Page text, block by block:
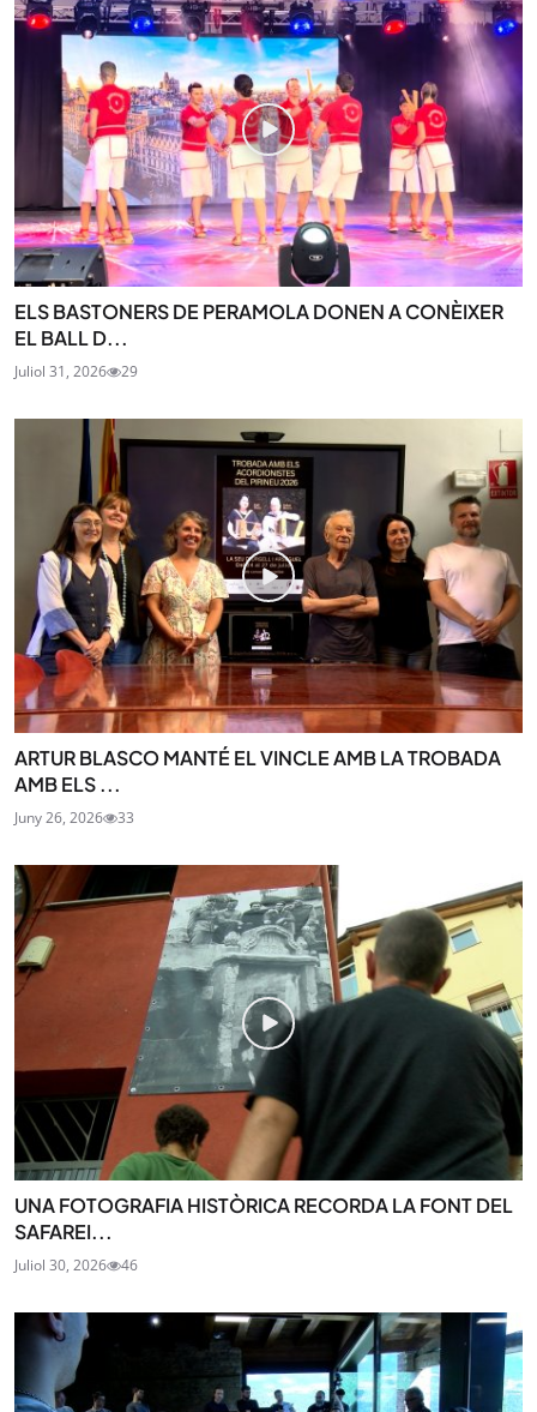
ELS BASTONERS DE PERAMOLA DONEN A CONÈIXER
EL BALL D...
Juliol 31, 2026 29
ARTUR BLASCO MANTÉ EL VINCLE AMB LA TROBADA
AMB ELS ...
Juny 26, 2026 33
UNA FOTOGRAFIA HISTÒRICA RECORDA LA FONT DEL
SAFAREI...
Juliol 30, 2026 46